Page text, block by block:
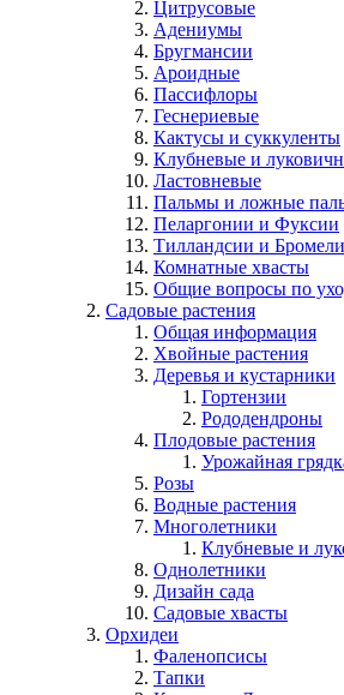
Цитрусовые
Адениумы
Бругмансии
Ароидные
Пассифлоры
Геснериевые
Кактусы и суккуленты
Клубневые и
Ластовневые
Пальмы и ложные
Пеларгонии и Фуксии
Тилландсии и
Комнатные хвасты
Общие вопросы по
Садовые растения
Общая информация
Хвойные растения
Деревья и кустарники
Гортензии
Рододендроны
Плодовые растения
Урожайная
Розы
Водные растения
Многолетники
Клубневые и
Однолетники
Дизайн сада
Садовые хвасты
Орхидеи
Фаленопсисы
Тапки